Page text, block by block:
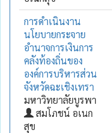
การดำเนินงาน
นโยบายกระจาย
อำนาจการเงินการ
คลังท้องถิ่นของ
องค์การบริหารส่วน
จังหวัดฉะเชิงเทรา
มหาวิทยาลัยบูรพา
สมโภชน์ อเนก
สุข